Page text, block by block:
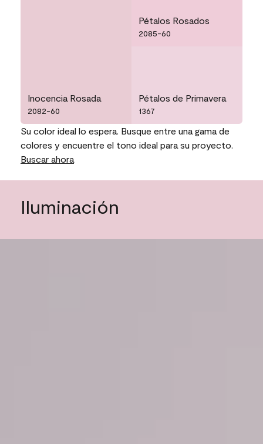
Inocencia Rosada
2082-60
Pétalos Rosados
2085-60
Pétalos de Primavera
1367
Su color ideal lo espera. Busque entre una gama de
colores y encuentre el tono ideal para su proyecto.
Buscar ahora
Iluminación